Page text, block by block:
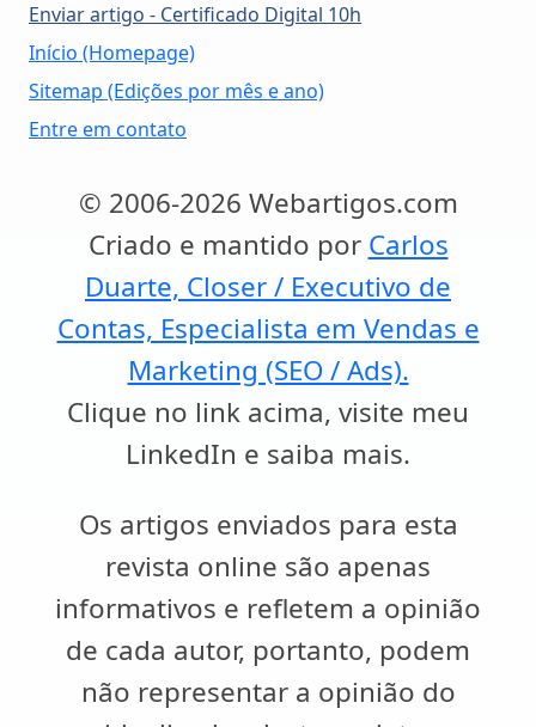
Enviar artigo - Certificado Digital 10h
Início (Homepage)
Sitemap (Edições por mês e ano)
Entre em contato
© 2006-2026 Webartigos.com
Criado e mantido por Carlos
Duarte, Closer / Executivo de
Contas, Especialista em Vendas e
Marketing (SEO / Ads).
Clique no link acima, visite meu
LinkedIn e saiba mais.
Os artigos enviados para esta
revista online são apenas
informativos e refletem a opinião
de cada autor, portanto, podem
não representar a opinião do